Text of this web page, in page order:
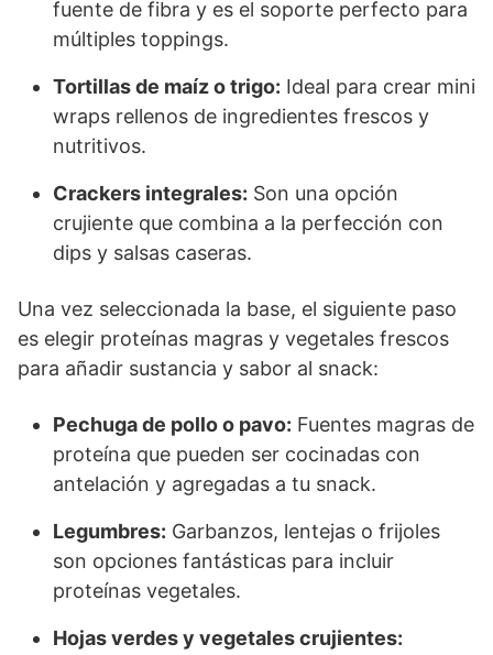
fuente de fibra y es el soporte perfecto para
múltiples toppings.
Tortillas de maíz o trigo: Ideal para crear mini
wraps rellenos de ingredientes frescos y
nutritivos.
Crackers integrales: Son una opción
crujiente que combina a la perfección con
dips y salsas caseras.
Una vez seleccionada la base, el siguiente paso
es elegir proteínas magras y vegetales frescos
para añadir sustancia y sabor al snack:
Pechuga de pollo o pavo: Fuentes magras de
proteína que pueden ser cocinadas con
antelación y agregadas a tu snack.
Legumbres: Garbanzos, lentejas o frijoles
son opciones fantásticas para incluir
proteínas vegetales.
Hojas verdes y vegetales crujientes: